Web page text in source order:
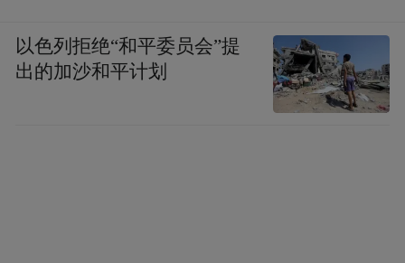
以色列拒绝“和平委员会”提
出的加沙和平计划